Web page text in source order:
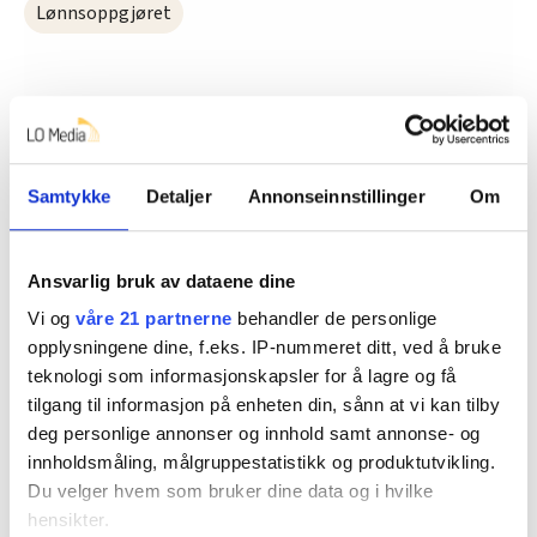
Samtykke Detaljer Annonseinnstillinger Om
Ansvarlig bruk av dataene dine
Vi og våre 21 partnerne behandler de personlige
opplysningene dine, f.eks. IP-nummeret ditt, ved å bruke
teknologi som informasjonskapsler for å lagre og få
tilgang til informasjon på enheten din, sånn at vi kan tilby
deg personlige annonser og innhold samt annonse- og
innholdsmåling, målgruppestatistikk og produktutvikling.
Du velger hvem som bruker dine data og i hvilke
hensikter.
Lønnsoppgjøret
Dette er en sak fra
Vi skriver om ansatte i mat- og
drikkevareindustrien.
Les mer fra oss
Del artikkel